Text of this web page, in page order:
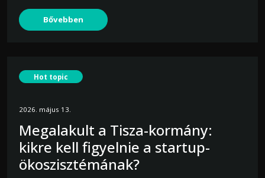
Bővebben
Hot topic
2026. május 13.
Megalakult a Tisza-kormány:
kikre kell figyelnie a startup-
ökoszisztémának?